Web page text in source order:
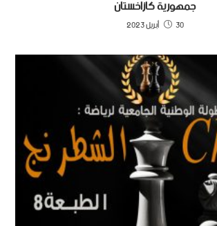
جمهورية كازاخستان
30 أبريل 2023